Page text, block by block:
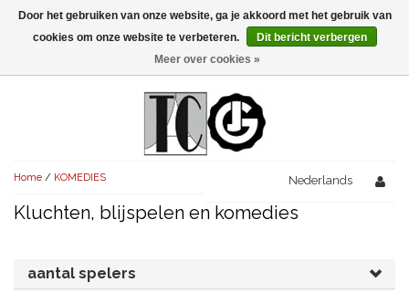
Menu
AVONDVULLEND (+75')
KORT (-30')
UITGELICHT!
AVONDVULLEND (+75')
KORT (-30')
OVERIG (30'-75')
AVONDVULLEND (+75')
KORT (-30')
SPEKTAKELSTUKKEN
Home / KOMEDIES Nederlands
Kluchten, blijspelen en komedies
aantal spelers
Door het gebruiken van onze website, ga je akkoord met het gebruik van
cookies om onze website te verbeteren.
Dit bericht verbergen
Meer over cookies »